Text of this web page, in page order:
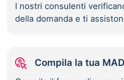
I nostri consulenti
della domanda e ti
Compila la tua